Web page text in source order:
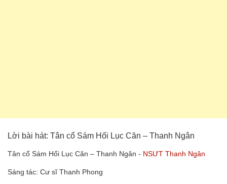
Lời bài hát: Tân cổ Sám Hối Lục Căn – Thanh Ngân
Tân cổ Sám Hối Lục Căn – Thanh Ngân - NSƯT Thanh Ngân
Sáng tác: Cư sĩ Thanh Phong